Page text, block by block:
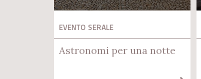
EVENTO SERALE
Astronomi per una notte